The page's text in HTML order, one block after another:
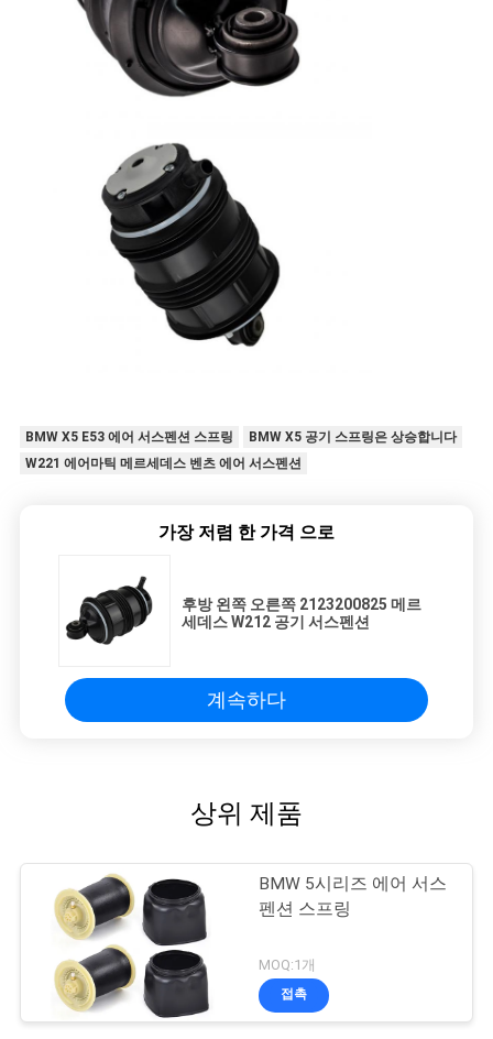
BMW X5 E53 에어 서스펜션 스프링
BMW X5 공기 스프링은 상승합니다
W221 에어마틱 메르세데스 벤츠 에어 서스펜션
가장 저렴 한 가격 으로
후방 왼쪽 오른쪽 2123200825 메르
세데스 W212 공기 서스펜션
계속하다
상위 제품
BMW 5시리즈 에어 서스
펜션 스프링
MOQ:1개
접촉